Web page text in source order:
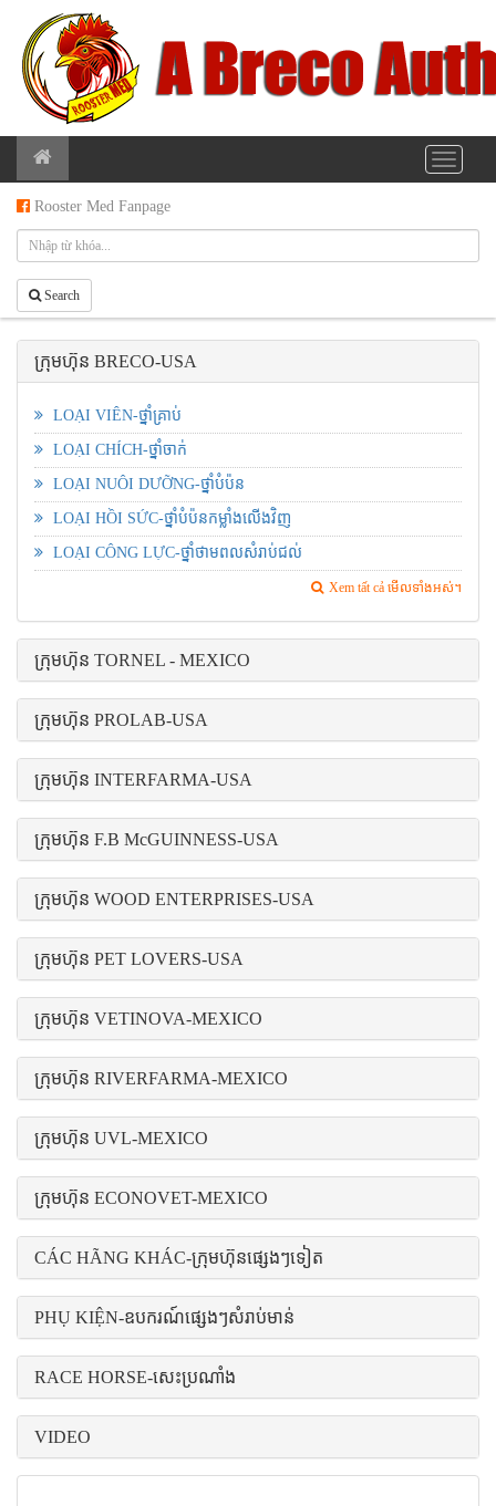
Rooster Med Fanpage
Search
ក្រុមហ៊ុន BRECO-USA
LOẠI VIÊN-ថ្នាំគ្រាប់
LOẠI CHÍCH-ថ្នាំចាក់
LOẠI NUÔI DƯỠNG-ថ្នាំបំប៉ន
LOẠI HỒI SỨC-ថ្នាំបំប៉នកម្លាំងលើងវិញ
LOẠI CÔNG LỰC-ថ្នាំថាមពលសំរាប់ជល់
Xem tất cả មើលទាំងអស់។
ក្រុមហ៊ុន TORNEL - MEXICO
ក្រុមហ៊ុន PROLAB-USA
ក្រុមហ៊ុន INTERFARMA-USA
ក្រុមហ៊ុន F.B McGUINNESS-USA
ក្រុមហ៊ុន WOOD ENTERPRISES-USA
ក្រុមហ៊ុន PET LOVERS-USA
ក្រុមហ៊ុន VETINOVA-MEXICO
ក្រុមហ៊ុន RIVERFARMA-MEXICO
ក្រុមហ៊ុន UVL-MEXICO
ក្រុមហ៊ុន ECONOVET-MEXICO
CÁC HÃNG KHÁC-ក្រុមហ៊ុនផ្សេងៗទៀត
PHỤ KIỆN-ឧបករណ៍ផ្សេងៗសំរាប់មាន់
RACE HORSE-សេះប្រណាំង
VIDEO